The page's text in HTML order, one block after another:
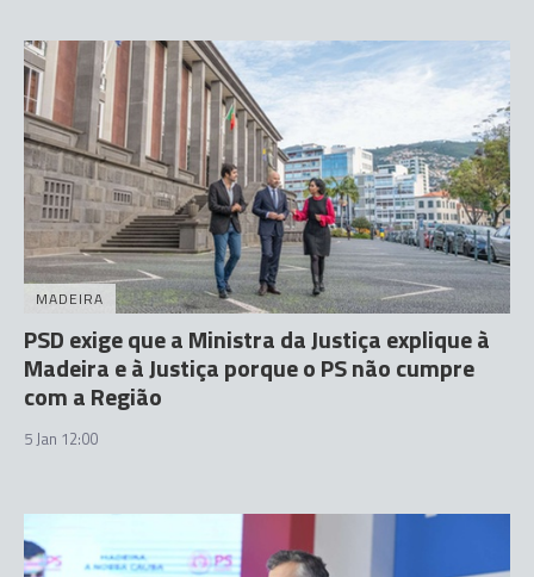
MADEIRA
PSD exige que a Ministra da Justiça explique à
Madeira e à Justiça porque o PS não cumpre
com a Região
5 Jan 12:00